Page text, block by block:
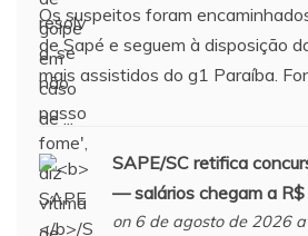
Os suspeitos foram
de Sapé e seguem à disposição
mais assistidos do g1 Paraíba.
SAPE/SC retifica
— salários chegam a R$
on 6 de agosto de 2026